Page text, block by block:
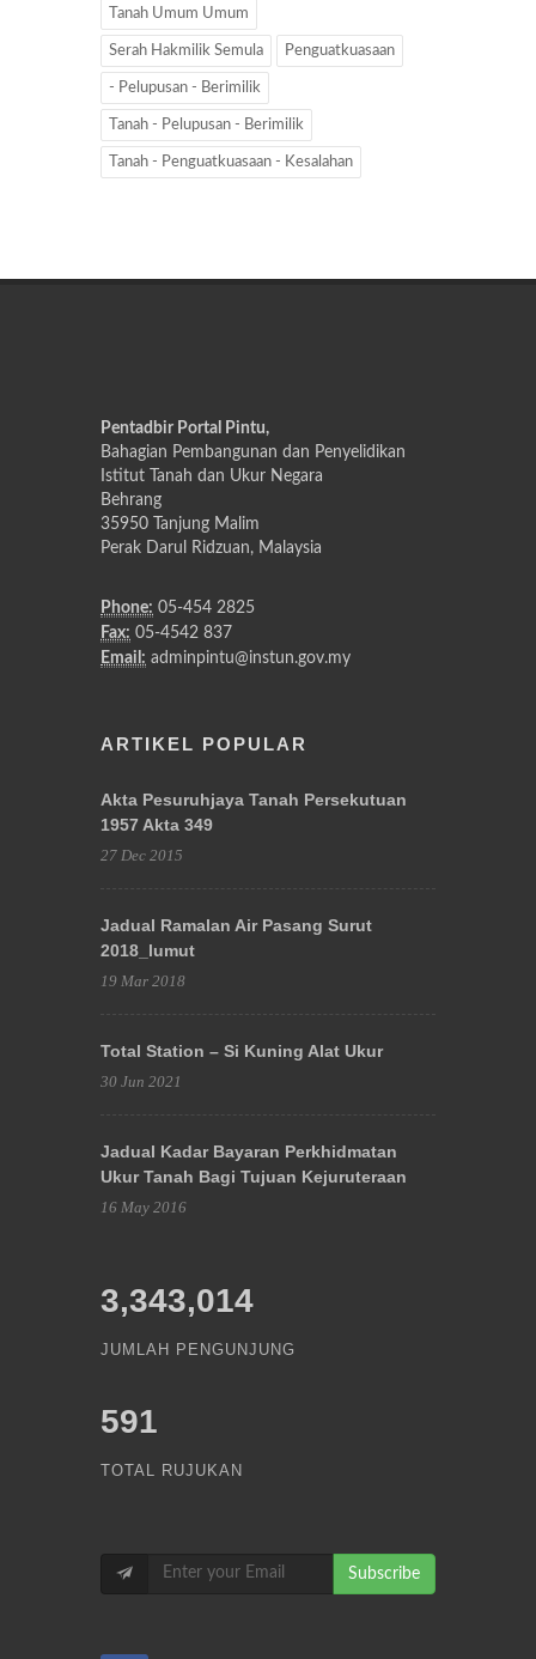
Tanah Umum Umum
Serah Hakmilik Semula Penguatkuasaan
- Pelupusan - Berimilik
Tanah - Pelupusan - Berimilik
Tanah - Penguatkuasaan - Kesalahan
Pentadbir Portal Pintu,
Bahagian Pembangunan dan Penyelidikan
Istitut Tanah dan Ukur Negara
Behrang
35950 Tanjung Malim
Perak Darul Ridzuan, Malaysia
Phone: 05-454 2825
Fax: 05-4542 837
Email: adminpintu@instun.gov.my
ARTIKEL POPULAR
Akta Pesuruhjaya Tanah Persekutuan
1957 Akta 349
27 Dec 2015
Jadual Ramalan Air Pasang Surut
2018_lumut
19 Mar 2018
Total Station – Si Kuning Alat Ukur
30 Jun 2021
Jadual Kadar Bayaran Perkhidmatan
Ukur Tanah Bagi Tujuan Kejuruteraan
16 May 2016
3,343,014
JUMLAH PENGUNJUNG
591
TOTAL RUJUKAN
Subscribe